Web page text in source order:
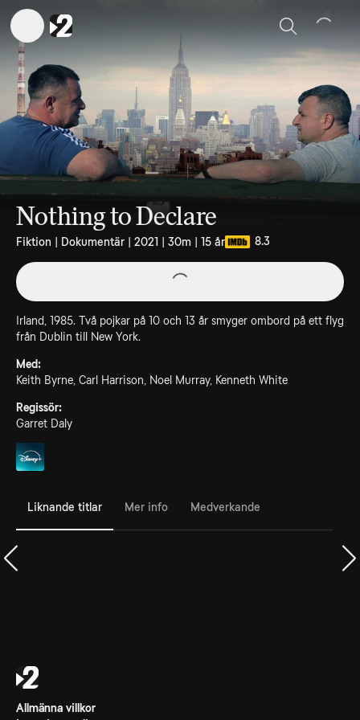
Sök
Nothing to Declare
Fiktion | Dokumentär | 2021 | 30m | 15 år 8.3
Irland, 1985. Två pojkar på 10 och 13 år smyger ombord på ett flyg
från Dublin till New York.
Med:
Keith Byrne, Carl Harrison, Noel Murray, Kenneth White
Regissör:
Garret Daly
Liknande titlar Mer info Medverkande
Allmänna villkor